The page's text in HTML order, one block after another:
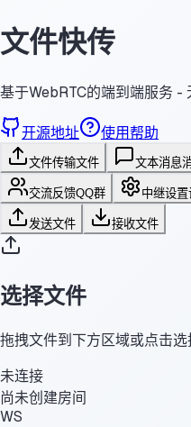
文件快传
基于WebRTC的端到端服务 -
开源地址 使用帮助
文件传输文件 文本消息
交流反馈QQ群 中继设置
发送文件 接收文件
选择文件
拖拽文件到下方区域或点击
未连接
尚未创建房间
WS